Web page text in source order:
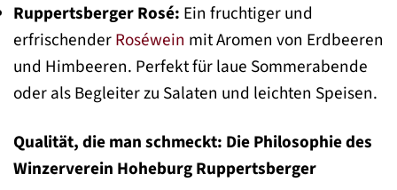
Ruppertsberger Rosé: Ein fruchtiger und
erfrischenderRoséwein mit Aromen von Erdbeeren
und Himbeeren. Perfekt für laue Sommerabende
oder als Begleiter zu Salaten und leichten Speisen.
Qualität, die man schmeckt: Die Philosophie des
Winzerverein Hoheburg Ruppertsberger